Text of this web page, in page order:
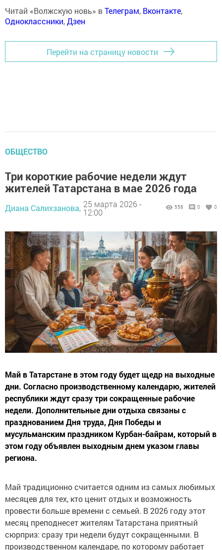
Читай «Волжскую новь» вТелеграм, Вконтакте,
Одноклассники,Дзен
Перейти на страницу новости
ОБЩЕСТВО
Три короткие рабочие недели ждут
жителей Татарстана в мае 2026 года
Диана Салихзанова, 25 марта 2026 -
12:00
558 0 0
Май в Татарстане в этом году будет щедр на выходные
дни. Согласно производственному календарю, жителей
республики ждут сразу три сокращенные рабочие
недели. Дополнительные дни отдыха связаны с
празднованием Дня труда, Дня Победы и
мусульманским праздником Курбан-байрам, который в
этом году объявлен выходным днем указом главы
региона.
Май традиционно считается одним из самых любимых
месяцев для тех, кто ценит отдых и возможность
провести больше времени с семьей. В 2026 году этот
месяц преподнесет жителям Татарстана приятный
сюрприз: сразу три недели будут сокращенными. В
производственном календаре, по которому работает